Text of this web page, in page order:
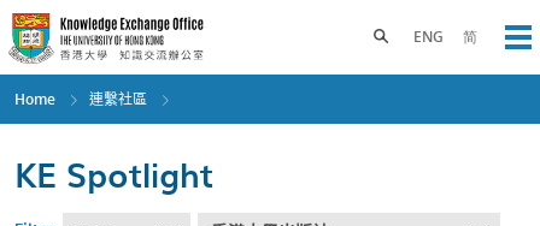
Skip
to
main
content
ENG 简
Toggle search panel
Home 連繫社區
KE Spotlight